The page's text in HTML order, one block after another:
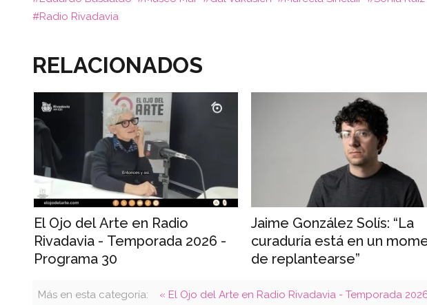
Radio Rivadavia
RELACIONADOS
El Ojo del Arte en Radio
Rivadavia - Temporada 2026 -
Programa 30
Jaime González Solís: “La
curaduría está en un
de replantearse”
Más en esta categoría: « El Ojo del Arte en Radio Rivadavia - Temporada